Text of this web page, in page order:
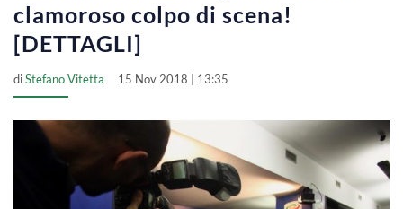
clamoroso colpo di scena!
[DETTAGLI]
diStefano Vitetta 15 Nov 2018 | 13:35